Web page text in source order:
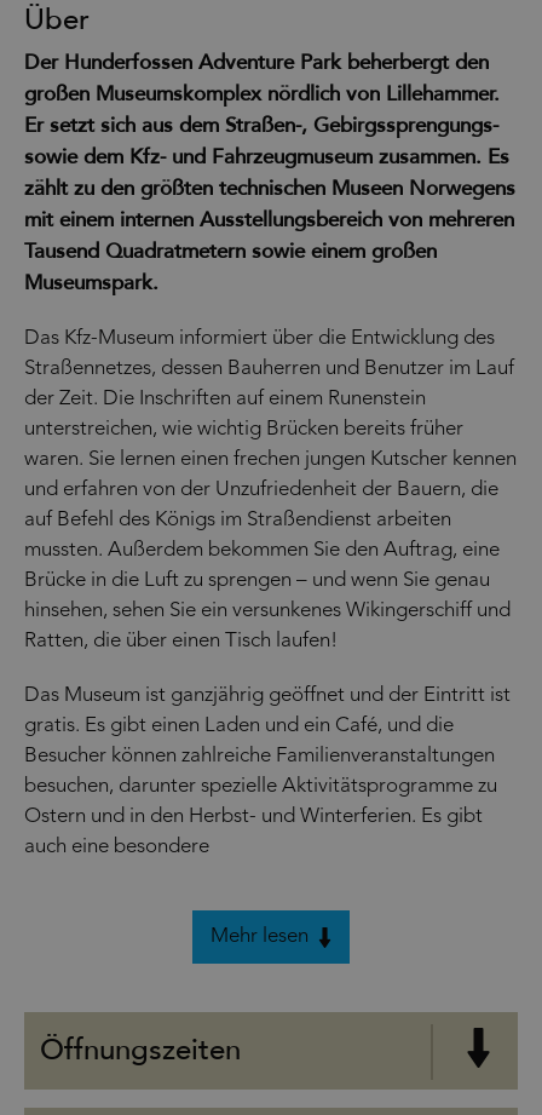
Über
Der Hunderfossen Adventure Park beherbergt den
großen Museumskomplex nördlich von Lillehammer.
Er setzt sich aus dem Straßen-, Gebirgssprengungs-
sowie dem Kfz- und Fahrzeugmuseum zusammen. Es
zählt zu den größten technischen Museen Norwegens
mit einem internen Ausstellungsbereich von mehreren
Tausend Quadratmetern sowie einem großen
Museumspark.
Das Kfz-Museum informiert über die Entwicklung des
Straßennetzes, dessen Bauherren und Benutzer im Lauf
der Zeit. Die Inschriften auf einem Runenstein
unterstreichen, wie wichtig Brücken bereits früher
waren. Sie lernen einen frechen jungen Kutscher kennen
und erfahren von der Unzufriedenheit der Bauern, die
auf Befehl des Königs im Straßendienst arbeiten
mussten. Außerdem bekommen Sie den Auftrag, eine
Brücke in die Luft zu sprengen – und wenn Sie genau
hinsehen, sehen Sie ein versunkenes Wikingerschiff und
Ratten, die über einen Tisch laufen!
Das Museum ist ganzjährig geöffnet und der Eintritt ist
gratis. Es gibt einen Laden und ein Café, und die
Besucher können zahlreiche Familienveranstaltungen
besuchen, darunter spezielle Aktivitätsprogramme zu
Ostern und in den Herbst- und Winterferien. Es gibt
auch eine besondere
Mehr lesen
Öffnungszeiten